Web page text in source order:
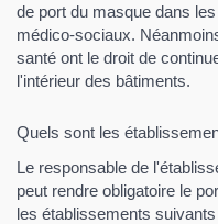
de port du masque dans
médico-sociaux.
santé ont le droit de
l'intérieur des bâtiments.
Quels sont les
Le responsable de
peut rendre obligatoire le
les établissements suivants